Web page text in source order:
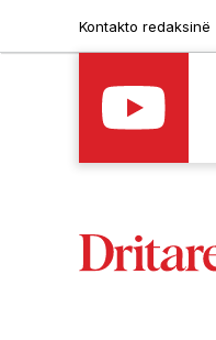
Kontakto redaksinë